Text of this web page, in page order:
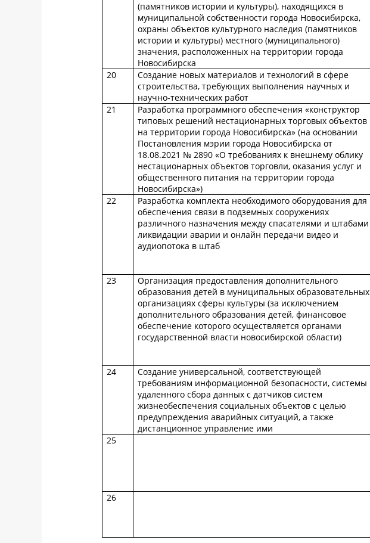
(памятников истории и культуры), находящихся в
муниципальной собственности города Новосибирска,
охраны объектов культурного наследия (памятников
истории и культуры) местного (муниципального)
значения, расположенных на территории города
Новосибирска
20
Создание новых материалов и технологий в сфере
строительства, требующих выполнения научных и
научно-технических работ
21
Разработка программного обеспечения «конструктор
типовых решений нестационарных торговых объектов
на территории города Новосибирска» (на основании
Постановления мэрии города Новосибирска от
18.08.2021 № 2890 «О требованиях к внешнему облику
нестационарных объектов торговли, оказания услуг и
общественного питания на территории города
Новосибирска»)
22
Разработка комплекта необходимого оборудования для
обеспечения связи в подземных сооружениях
различного назначения между спасателями и штабами
ликвидации аварии и онлайн передачи видео и
аудиопотока в штаб
23
Организация предоставления дополнительного
образования детей в муниципальных образовательных
организациях сферы культуры (за исключением
дополнительного образования детей, финансовое
обеспечение которого осуществляется органами
государственной власти новосибирской области)
24
Создание универсальной, соответствующей
требованиям информационной безопасности, системы
удаленного сбора данных с датчиков систем
жизнеобеспечения социальных объектов с целью
предупреждения аварийных ситуаций, а также
дистанционное управление ими
25
26